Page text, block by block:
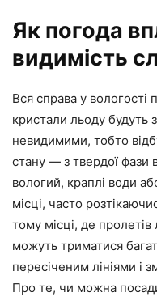
Як погода
видимість
Вся справа у вологості
кристали льоду будуть
невидимими, тобто
стану — з твердої фази
вологий, краплі води
місці, часто
тому місці, де
можуть триматися
пересіченим лініями і
Про те, чи можна